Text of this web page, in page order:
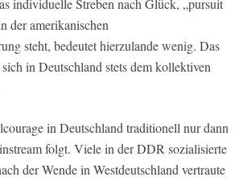
individuelle Streben nach Glück, „pursuit
der amerikanischen
steht, bedeutet hierzulande wenig. Das
in Deutschland stets dem kollektiven
in Deutschland traditionell nur dann
folgt. Viele in der DDR sozialisierte
der Wende in Westdeutschland vertraute